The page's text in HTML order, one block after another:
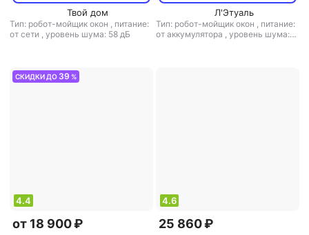
Твой дом
Тип: робот-мойщик окон , питание:
от сети , уровень шума: 58 дБ
Л'Этуаль
Тип: робот-мойщик окон , питание:
от аккумулятора , уровень шума:
СКИДКИ ДО 39 %
4.4
от 18 900 ₽
4.6
25 860 ₽